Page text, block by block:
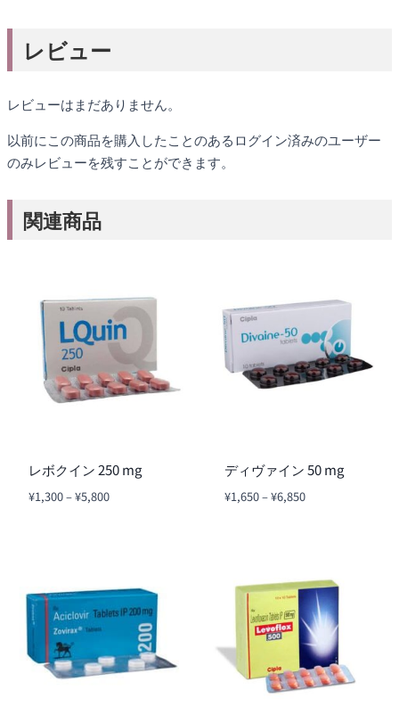
レビュー
レビューはまだありません。
以前にこの商品を購入したことのあるログイン済みのユーザー
のみレビューを残すことができます。
関連商品
レボクイン 250 mg
¥1,300–¥5,800価
¥5,800
ディヴァイン 50 mg
¥1,650–¥6,850価
¥6,850